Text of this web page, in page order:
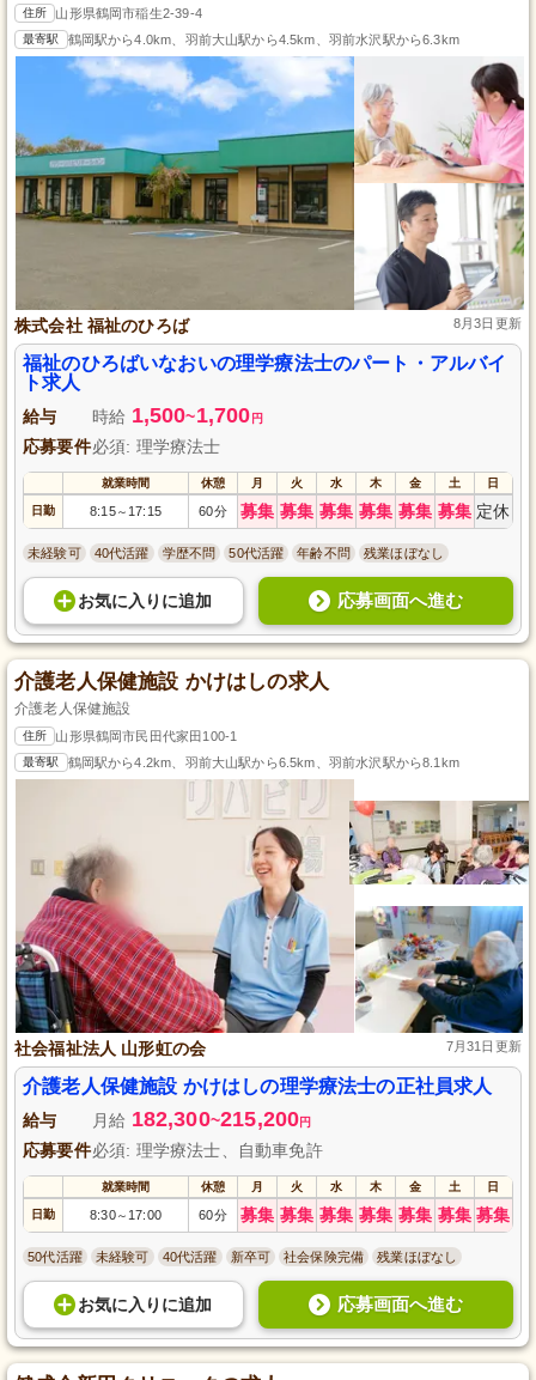
住所 山形県鶴岡市稲生2-39-4
最寄駅 鶴岡駅から4.0km、羽前大山駅から4.5km、羽前水沢駅から6.3km
株式会社 福祉のひろば 8月3日更新
福祉のひろばいなおいの理学療法士のパート・アルバイ
ト求人
給与 時給 1,500~1,700 円
応募要件必須: 理学療法士
就業時間 休憩 月 火 水 木 金 土 日
日勤 8:15～ 17:15 60分 募集 募集 募集 募集 募集 募集 定休
未経験可 40代活躍 学歴不問 50代活躍 年齢不問 残業ほぼなし
お気に入り に追加 応募画面へ進む
介護老人保健施設 かけはしの求人
介護老人保健施設
住所 山形県鶴岡市民田代家田100-1
最寄駅 鶴岡駅から4.2km、羽前大山駅から6.5km、羽前水沢駅から8.1km
社会福祉法人 山形虹の会 7月31日更新
介護老人保健施設 かけはしの理学療法士の正社員求人
給与 月給 182,300~215,200円
応募要件必須: 理学療法士、自動車免許
就業時間 休憩 月 火 水 木 金 土 日
日勤 8:30～ 17:00 60分 募集 募集 募集 募集 募集 募集 募集
50代活躍 未経験可 40代活躍 新卒可 社会保険完備 残業ほぼなし
お気に入り に追加 応募画面へ進む